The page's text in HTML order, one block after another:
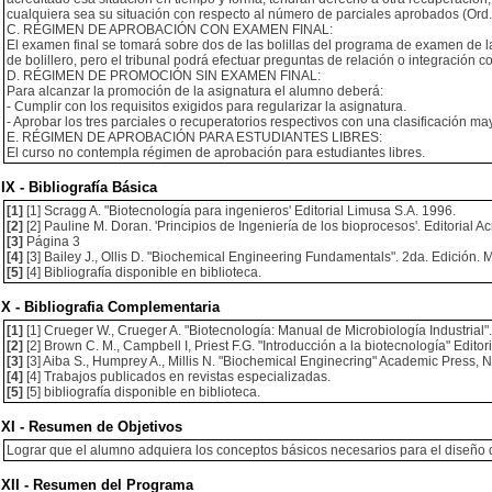
cualquiera sea su situación con respecto al número de parciales aprobados
C. RÉGIMEN DE APROBACIÓN CON EXAMEN FINAL:
El examen final se tomará sobre dos de las bolillas del programa de examen de
de bolillero, pero el tribunal podrá efectuar preguntas de relación o integración
D. RÉGIMEN DE PROMOCIÓN SIN EXAMEN FINAL:
Para alcanzar la promoción de la asignatura el alumno deberá:
- Cumplir con los requisitos exigidos para regularizar la asignatura.
- Aprobar los tres parciales o recuperatorios respectivos con una clasificación
E. RÉGIMEN DE APROBACIÓN PARA ESTUDIANTES LIBRES:
El curso no contempla régimen de aprobación para estudiantes libres.
IX - Bibliografía Básica
[1] [1] Scragg A. "Biotecnología para ingenieros' Editorial Limusa S.A. 1996.
[2] [2] Pauline M. Doran. 'Principios de Ingeniería de los bioprocesos'. Editorial
[3] Página 3
[4] [3] Bailey J., Ollis D. "Biochemical Engineering Fundamentals". 2da. Edición.
[5] [4] Bibliografía disponible en biblioteca.
X - Bibliografia Complementaria
[1] [1] Crueger W., Crueger A. "Biotecnología: Manual de Microbiología
[2] [2] Brown C. M., Campbell I, Priest F.G. "Introducción a la biotecnología"
[3] [3] Aiba S., Humprey A., Millis N. "Biochemical Enginecring" Academic Press,
[4] [4] Trabajos publicados en revistas especializadas.
[5] [5] bibliografía disponible en biblioteca.
XI - Resumen de Objetivos
Lograr que el alumno adquiera los conceptos básicos necesarios para el
XII - Resumen del Programa